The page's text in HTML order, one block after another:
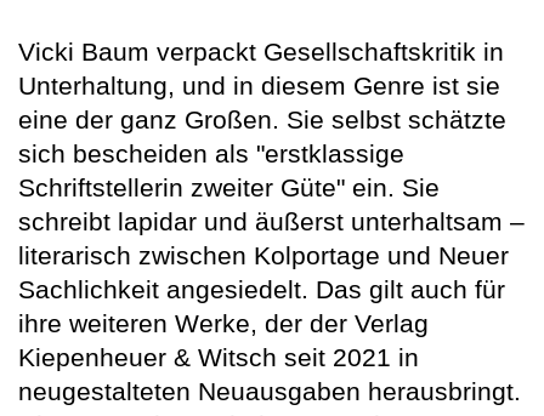
Vicki Baum verpackt Gesellschaftskritik in
Unterhaltung, und in diesem Genre ist sie
eine der ganz Großen. Sie selbst schätzte
sich bescheiden als "erstklassige
Schriftstellerin zweiter Güte" ein. Sie
schreibt lapidar und äußerst unterhaltsam –
literarisch zwischen Kolportage und Neuer
Sachlichkeit angesiedelt. Das gilt auch für
ihre weiteren Werke, der der Verlag
Kiepenheuer & Witsch seit 2021 in
neugestalteten Neuausgaben herausbringt.